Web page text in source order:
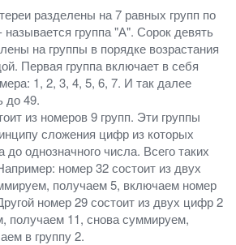
разделены на 7 равных групп по
группа "А". Сорок девять
на группы в порядке возрастания
Первая группа включает в себя
1, 2, 3, 4, 5, 6, 7. И так далее
до 49.
из номеров 9 групп. Эти группы
сложения цифр из которых
до однозначного числа. Всего таких
номер 32 состоит из двух
получаем 5, включаем номер
номер 29 состоит из двух цифр 2
получаем 11, снова суммируем,
в группу 2.